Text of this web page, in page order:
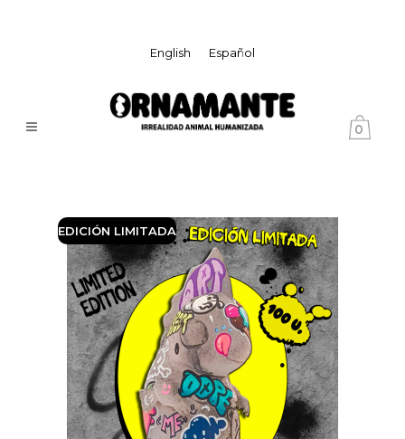
English Español
0
EDICIÓN LIMITADA